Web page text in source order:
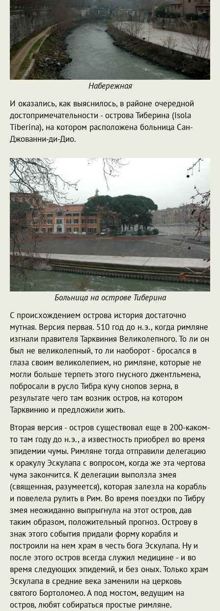
Набережная
И оказались, как выяснилось, в районе очередной
достопримечательности - острова Тиберина (Isola
Tiberina), на котором расположена больница Сан-
Джованни-ди-Дио.
Больница на острове Тиберина
С происхождением острова история достаточно
мутная. Версия первая. 510 год до н.э., когда римляне
изгнали правителя Тарквиния Великолепного. То ли он
был не великолепный, то ли наоборот - бросался в
глаза своим великолепием, но римляне, которые не
могли больше терпеть этого гнусного джентльмена,
побросали в русло Тибра кучу снопов зерна, в
результате чего там возник остров, на котором
Тарквинию и предложили жить.
Вторая версия - остров существовал еще в 200-каком-
то там году до н.э., а известность приобрел во время
эпидемии чумы. Римляне тогда отправили делегацию
к оракулу Эскулапа с вопросом, когда же эта чертова
чума закончится. К делегации выползла змея
(священная, разумеется), которая залезла на корабль
и повелела рулить в Рим. Во время поездки по Тибру
змея неожиданно выпрыгнула на этот остров, дав
таким образом, положительный прогноз. Острову в
знак этого события придали форму корабля и
построили на нем храм в честь бога Эскулапа. Ну и
после этого остров всегда служил медицине - и во
время следующих эпидемий, и без оных. Только храм
Эскулапа в средние века заменили на церковь
святого Бортоломео. А под мостом, ведущим на
остров, любят собираться простые римляне.